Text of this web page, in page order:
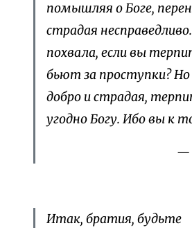
помышляя о Боге,
страдая
похвала, если вы
бьют за проступки? Но
добро и страдая,
угодно Богу. Ибо вы к
—
Итак, братия, будьте